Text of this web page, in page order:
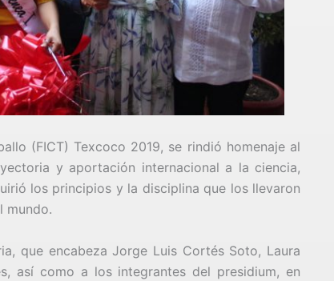
(FICT) Texcoco 2019, se rindió homenaje al
y aportación internacional a la ciencia,
los principios y la disciplina que los llevaron
mundo.
que encabeza Jorge Luis Cortés Soto, Laura
así como a los integrantes del presidium, en